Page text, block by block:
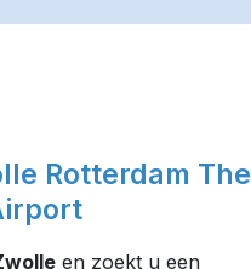
Rotterdam The
en zoekt u een